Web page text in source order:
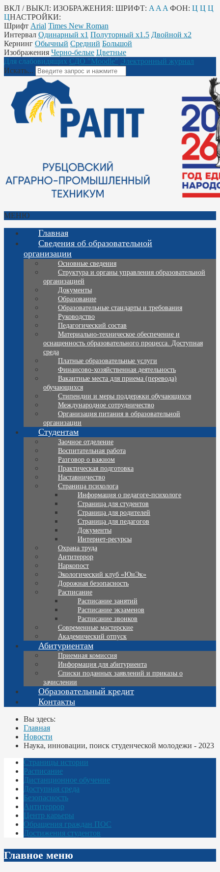
ВКЛ / ВЫКЛ: ИЗОБРАЖЕНИЯ: ШРИФТ: A A A ФОН: Ц Ц Ц
ЦНАСТРОЙКИ:
Шрифт Arial Times New Roman
Интервал Одинарный х1 Полуторный х1.5 Двойной х2
Кернинг Обычный Средний Большой
Изображения Черно-белые Цветные
Для слабовидящих СДО "Moodle" Электронный журнал
Искать...
МЕНЮ
Главная
Сведения об образовательной
организации
Основные сведения
Структура и органы управления образовательной
организацией
Документы
Образование
Образовательные стандарты и требования
Руководство
Педагогический состав
Материально-техническое обеспечение и
оснащенность образовательного процесса. Доступная
среда
Платные образовательные услуги
Финансово-хозяйственная деятельность
Вакантные места для приема (перевода)
обучающихся
Стипендии и меры поддержки обучающихся
Международное сотрудничество
Организация питания в образовательной
организации
Студентам
Заочное отделение
Воспитательная работа
Разговор о важном
Практическая подготовка
Наставничество
Страница психолога
Информация о педагоге-психологе
Страница для студентов
Страница для родителей
Страница для педагогов
Документы
Интернет-ресурсы
Охрана труда
Антитеррор
Наркопост
Экологический клуб «ЮнЭк»
Дорожная безопасность
Расписание
Расписание занятий
Расписание экзаменов
Расписание звонков
Современные мастерские
Академический отпуск
Абитуриентам
Приемная комиссия
Информация для абитуриента
Списки поданных заявлений и приказы о
зачислении
Образовательный кредит
Контакты
Вы здесь:
Главная
Новости
Наука, инновации, поиск студенческой молодежи - 2023
Страницы истории
Расписание
Дистанционное обучение
Доступная среда
Безопасность
Антитеррор
Центр карьеры
Обращения граждан ПОС
Достижения студентов
Главное меню